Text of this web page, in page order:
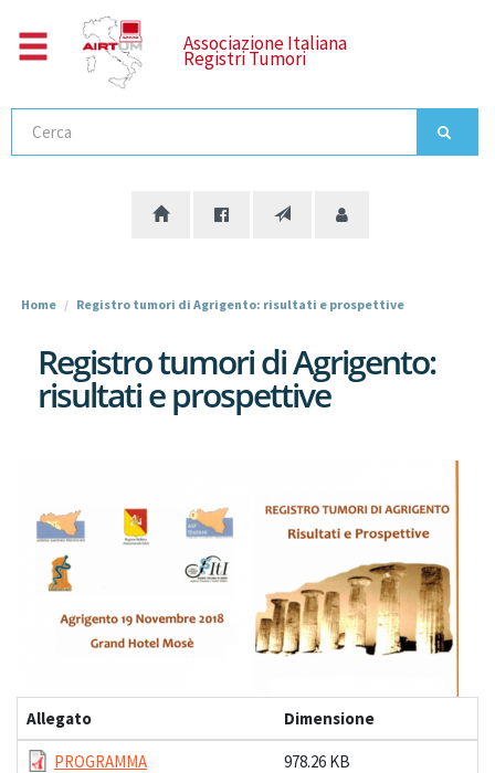
contenuto
Associazione Italiana
Registri Tumori
Home Registro tumori di Agrigento: risultati e prospettive
Registro tumori di Agrigento:
risultati e prospettive
Allegato Dimensione
PROGRAMMA 978.26 KB